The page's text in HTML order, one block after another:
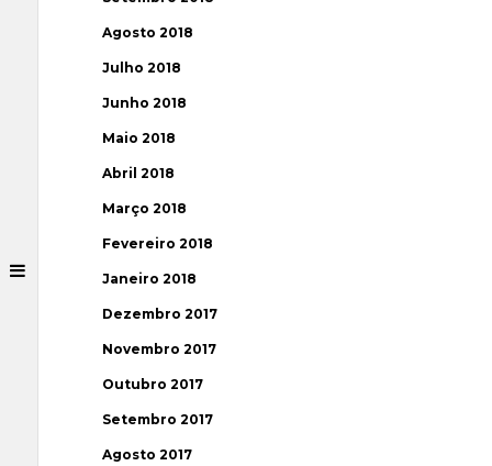
Agosto 2018
Julho 2018
Junho 2018
Maio 2018
Abril 2018
Março 2018
Fevereiro 2018
Janeiro 2018
Dezembro 2017
Novembro 2017
Outubro 2017
Setembro 2017
Agosto 2017